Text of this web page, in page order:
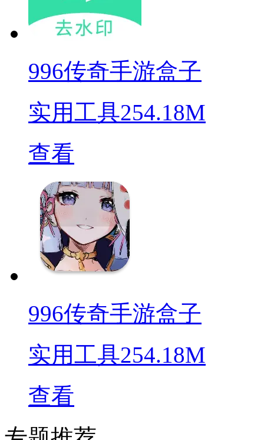
996传奇手游盒子
实用工具254.18M
查看
996传奇手游盒子
实用工具254.18M
查看